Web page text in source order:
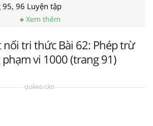
96 Luyện tập
Xem thêm
nối tri thức Bài 62: Phép trừ
vi 1000 (trang 91)
QUẢNG CÁO